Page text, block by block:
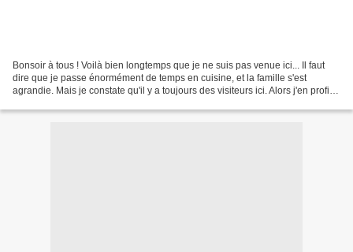
Bonsoir à tous ! Voilà bien longtemps que je ne suis pas venue ici... Il faut
dire que je passe énormément de temps en cuisine, et la famille s'est
agrandie. Mais je constate qu'il y a toujours des visiteurs ici. Alors j'en profite